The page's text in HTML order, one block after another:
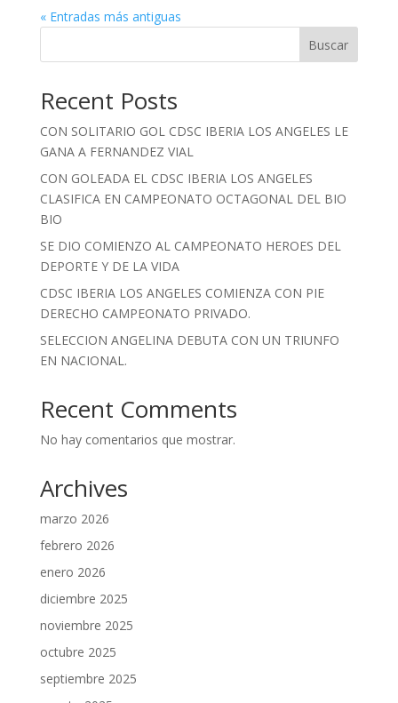
« Entradas más antiguas
Buscar
Recent Posts
CON SOLITARIO GOL CDSC IBERIA LOS ANGELES LE
GANA A FERNANDEZ VIAL
CON GOLEADA EL CDSC IBERIA LOS ANGELES
CLASIFICA EN CAMPEONATO OCTAGONAL DEL BIO
BIO
SE DIO COMIENZO AL CAMPEONATO HEROES DEL
DEPORTE Y DE LA VIDA
CDSC IBERIA LOS ANGELES COMIENZA CON PIE
DERECHO CAMPEONATO PRIVADO.
SELECCION ANGELINA DEBUTA CON UN TRIUNFO
EN NACIONAL.
Recent Comments
No hay comentarios que mostrar.
Archives
marzo 2026
febrero 2026
enero 2026
diciembre 2025
noviembre 2025
octubre 2025
septiembre 2025